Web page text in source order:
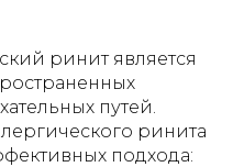
ринит является
путей.
ринита
подхода: